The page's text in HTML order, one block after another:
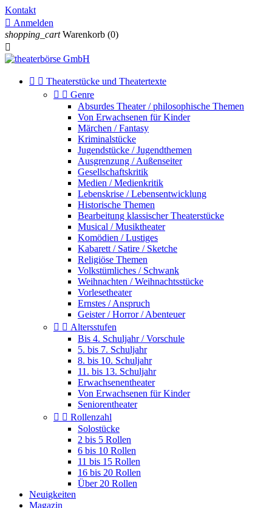
Kontakt
 Anmelden
shopping_cart Warenkorb (0)

  Theaterstücke und Theatertexte
  Genre
Absurdes Theater / philosophische Themen
Von Erwachsenen für Kinder
Märchen / Fantasy
Kriminalstücke
Jugendstücke / Jugendthemen
Ausgrenzung / Außenseiter
Gesellschaftskritik
Medien / Medienkritik
Lebenskrise / Lebensentwicklung
Historische Themen
Bearbeitung klassischer Theaterstücke
Musical / Musiktheater
Komödien / Lustiges
Kabarett / Satire / Sketche
Religiöse Themen
Volkstümliches / Schwank
Weihnachten / Weihnachtsstücke
Vorlesetheater
Ernstes / Anspruch
Geister / Horror / Abenteuer
  Altersstufen
Bis 4. Schuljahr / Vorschule
5. bis 7. Schuljahr
8. bis 10. Schuljahr
11. bis 13. Schuljahr
Erwachsenentheater
Von Erwachsenen für Kinder
Seniorentheater
  Rollenzahl
Solostücke
2 bis 5 Rollen
6 bis 10 Rollen
11 bis 15 Rollen
16 bis 20 Rollen
Über 20 Rollen
Neuigkeiten
Magazin